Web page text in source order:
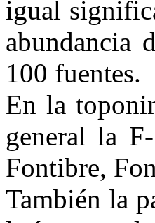
igual
abundancia
100 fuentes.
En la
general la
Fontibre,
También la